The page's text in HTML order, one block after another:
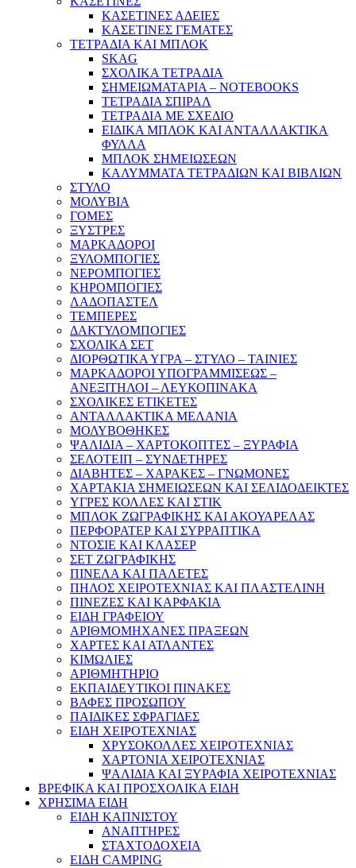
ΚΑΣΕΤΙΝΕΣ ΑΔΕΙΕΣ
ΚΑΣΕΤΙΝΕΣ ΓΕΜΑΤΕΣ
ΤΕΤΡΑΔΙΑ ΚΑΙ ΜΠΛΟΚ
SKAG
ΣΧΟΛΙΚΑ ΤΕΤΡΑΔΙΑ
ΣΗΜΕΙΩΜΑΤΑΡΙΑ – NOTEBOOKS
ΤΕΤΡΑΔΙΑ ΣΠΙΡΑΛ
ΤΕΤΡΑΔΙΑ ΜΕ ΣΧΕΔΙΟ
ΕΙΔΙΚΑ ΜΠΛΟΚ ΚΑΙ ΑΝΤΑΛΛΑΚΤΙΚΑ
ΦΥΛΛΑ
ΜΠΛΟΚ ΣΗΜΕΙΩΣΕΩΝ
ΚΑΛΥΜΜΑΤΑ ΤΕΤΡΑΔΙΩΝ ΚΑΙ ΒΙΒΛΙΩΝ
ΣΤΥΛΟ
ΜΟΛΥΒΙΑ
ΓΟΜΕΣ
ΞΥΣΤΡΕΣ
ΜΑΡΚΑΔΟΡΟΙ
ΞΥΛΟΜΠΟΓΙΕΣ
ΝΕΡΟΜΠΟΓΙΕΣ
ΚΗΡΟΜΠΟΓΙΕΣ
ΛΑΔΟΠΑΣΤΕΛ
ΤΕΜΠΕΡΕΣ
ΔΑΚΤΥΛΟΜΠΟΓΙΕΣ
ΣΧΟΛΙΚΑ ΣΕΤ
ΔΙΟΡΘΩΤΙΚΑ ΥΓΡΑ – ΣΤΥΛΟ – ΤΑΙΝΙΕΣ
ΜΑΡΚΑΔΟΡΟΙ ΥΠΟΓΡΑΜΜΙΣΕΩΣ –
ΑΝΕΞΙΤΗΛΟΙ – ΛΕΥΚΟΠΙΝΑΚΑ
ΣΧΟΛΙΚΕΣ ΕΤΙΚΕΤΕΣ
ΑΝΤΑΛΛΑΚΤΙΚΑ ΜΕΛΑΝΙΑ
ΜΟΛΥΒΟΘΗΚΕΣ
ΨΑΛΙΔΙΑ – ΧΑΡΤΟΚΟΠΤΕΣ – ΞΥΡΑΦΙΑ
ΣΕΛΟΤΕΙΠ – ΣΥΝΔΕΤΗΡΕΣ
ΔΙΑΒΗΤΕΣ – ΧΑΡΑΚΕΣ – ΓΝΩΜΟΝΕΣ
ΧΑΡΤΑΚΙΑ ΣΗΜΕΙΩΣΕΩΝ ΚΑΙ ΣΕΛΙΔΟΔΕΙΚΤΕΣ
ΥΓΡΕΣ ΚΟΛΛΕΣ ΚΑΙ ΣΤΙΚ
ΜΠΛΟΚ ΖΩΓΡΑΦΙΚΗΣ ΚΑΙ ΑΚΟΥΑΡΕΛΑΣ
ΠΕΡΦΟΡΑΤΕΡ ΚΑΙ ΣΥΡΡΑΠΤΙΚΑ
ΝΤΟΣΙΕ ΚΑΙ ΚΛΑΣΕΡ
ΣΕΤ ΖΩΓΡΑΦΙΚΗΣ
ΠΙΝΕΛΑ ΚΑΙ ΠΑΛΕΤΕΣ
ΠΗΛΟΣ ΧΕΙΡΟΤΕΧΝΙΑΣ ΚΑΙ ΠΛΑΣΤΕΛΙΝΗ
ΠΙΝΕΖΕΣ ΚΑΙ ΚΑΡΦΑΚΙΑ
ΕΙΔΗ ΓΡΑΦΕΙΟΥ
ΑΡΙΘΜΟΜΗΧΑΝΕΣ ΠΡΑΞΕΩΝ
ΧΑΡΤΕΣ ΚΑΙ ΑΤΛΑΝΤΕΣ
ΚΙΜΩΛΙΕΣ
ΑΡΙΘΜΗΤΗΡΙΟ
ΕΚΠΑΙΔΕΥΤΙΚΟΙ ΠΙΝΑΚΕΣ
ΒΑΦΕΣ ΠΡΟΣΩΠΟΥ
ΠΑΙΔΙΚΕΣ ΣΦΡΑΓΙΔΕΣ
ΕΙΔΗ ΧΕΙΡΟΤΕΧΝΙΑΣ
ΧΡΥΣΟΚΟΛΛΕΣ ΧΕΙΡΟΤΕΧΝΙΑΣ
ΧΑΡΤΟΝΙΑ ΧΕΙΡΟΤΕΧΝΙΑΣ
ΨΑΛΙΔΙΑ ΚΑΙ ΞΥΡΑΦΙΑ ΧΕΙΡΟΤΕΧΝΙΑΣ
ΒΡΕΦΙΚΑ ΚΑΙ ΠΡΟΣΧΟΛΙΚΑ ΕΙΔΗ
ΧΡΗΣΙΜΑ ΕΙΔΗ
ΕΙΔΗ ΚΑΠΝΙΣΤΟΥ
ΑΝΑΠΤΗΡΕΣ
ΣΤΑΧΤΟΔΟΧΕΙΑ
ΕΙΔΗ CAMPING